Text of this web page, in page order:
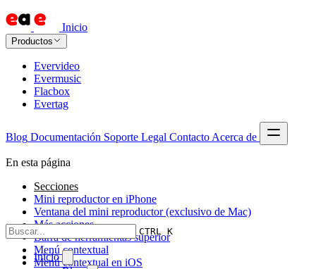
Inicio
Productos
Evervideo
Evermusic
Flacbox
Evertag
Blog Documentación Soporte Legal Contacto Acerca de
CTRL K
Inicio
En esta página
Secciones
Mini reproductor en iPhone
Ventana del mini reproductor (exclusivo de Mac)
Más acciones
Barra de herramientas superior
Menú contextual
Menú contextual en iOS